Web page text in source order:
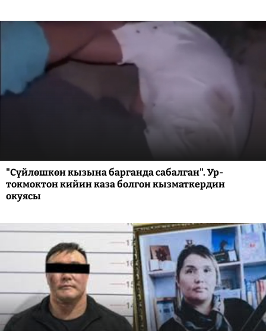
"Сүйлөшкөн кызына барганда сабалган". Ур-
токмоктон кийин каза болгон кызматкердин
окуясы